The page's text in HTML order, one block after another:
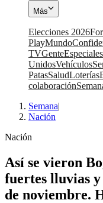
Más
Elecciones 2026
PlayMundo
TVGenteEspeciales
UnidosVehículos
PatasSaludLoterías
colaboración
Semana|
Nación
Nación
Así se vieron
fuertes lluvias y
de noviembre.